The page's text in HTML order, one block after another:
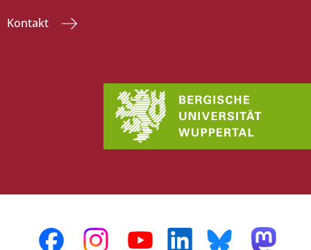
Kontakt